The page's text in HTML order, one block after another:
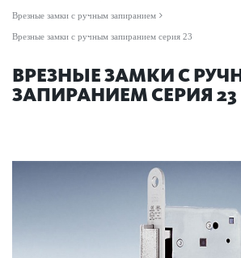
Врезные замки с ручным запиранием
Врезные замки с ручным запиранием серия 23
ВРЕЗНЫЕ ЗАМКИ С
ЗАПИРАНИЕМ СЕРИЯ 23